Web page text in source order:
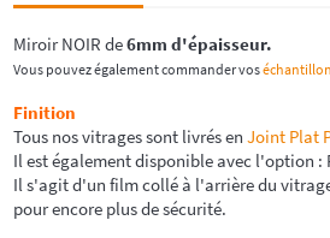
Miroir NOIR de6mm d'épaisseur.
Vous pouvez également commander vos
Finition
Tous nos vitrages sont livrés enJoint Plat
Il est également disponible avec l'option
Il s'agit d'un film collé à l'arrière du
pour encore plus de sécurité.